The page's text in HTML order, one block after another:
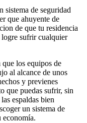
sistema de seguridad
que ahuyente de
de que tu residencia
logre sufrir cualquier
los equipos de
al alcance de unos
y previenes
que puedas sufrir, sin
espaldas bien
un sistema de
economía.